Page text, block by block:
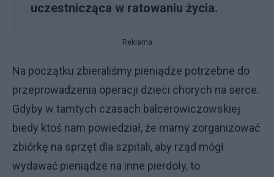
uczestnicząca w ratowaniu życia.
Reklama
Na początku zbieraliśmy pieniądze potrzebne do
przeprowadzenia operacji dzieci chorych na serce.
Gdyby w tamtych czasach balcerowiczowskiej
biedy ktoś nam powiedział, że mamy zorganizować
zbiórkę na sprzęt dla szpitali, aby rząd mógł
wydawać pieniądze na inne pierdoły, to